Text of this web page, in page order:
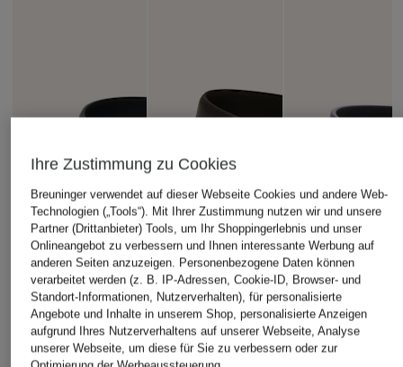
Ihre Zustimmung zu Cookies
Breuninger verwendet auf dieser Webseite Cookies und andere Web-
Technologien („Tools“). Mit Ihrer Zustimmung nutzen wir und unsere
Partner (Drittanbieter) Tools, um Ihr Shoppingerlebnis und unser
Onlineangebot zu verbessern und Ihnen interessante Werbung auf
anderen Seiten anzuzeigen. Personenbezogene Daten können
verarbeitet werden (z. B. IP-Adressen, Cookie-ID, Browser- und
Standort-Informationen, Nutzerverhalten), für personalisierte
Angebote und Inhalte in unserem Shop, personalisierte Anzeigen
aufgrund Ihres Nutzerverhaltens auf unserer Webseite, Analyse
unserer Webseite, um diese für Sie zu verbessern oder zur